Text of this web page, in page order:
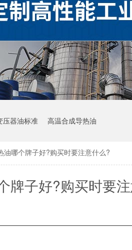
压器油标准 高温合成导热油
油哪个牌子好?购买时要注意什么?
牌子好?购买时要